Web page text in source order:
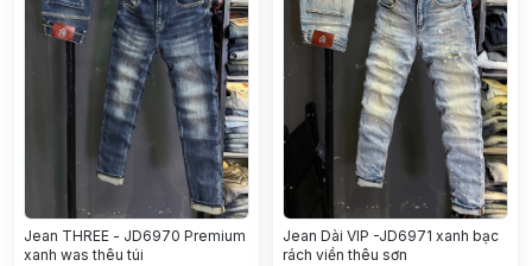
Jean THREE - JD6970 Premium
xanh was thêu túi
Jean Dài VIP -JD6971 xanh bạc
rách viền thêu sơn